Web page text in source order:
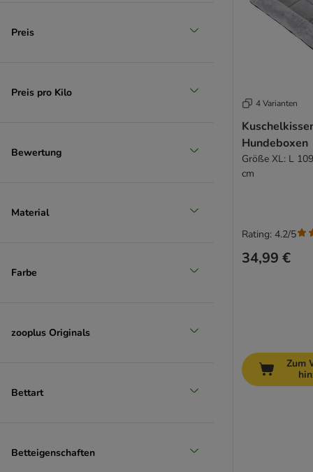
Preis
Preis pro Kilo
Bewertung
Material
Farbe
zooplus Originals
Bettart
Betteigenschaften
4 Varianten
Hundeboxen
Größe XL: L
cm
34,99 €
Rating: 4.2/5
Zum